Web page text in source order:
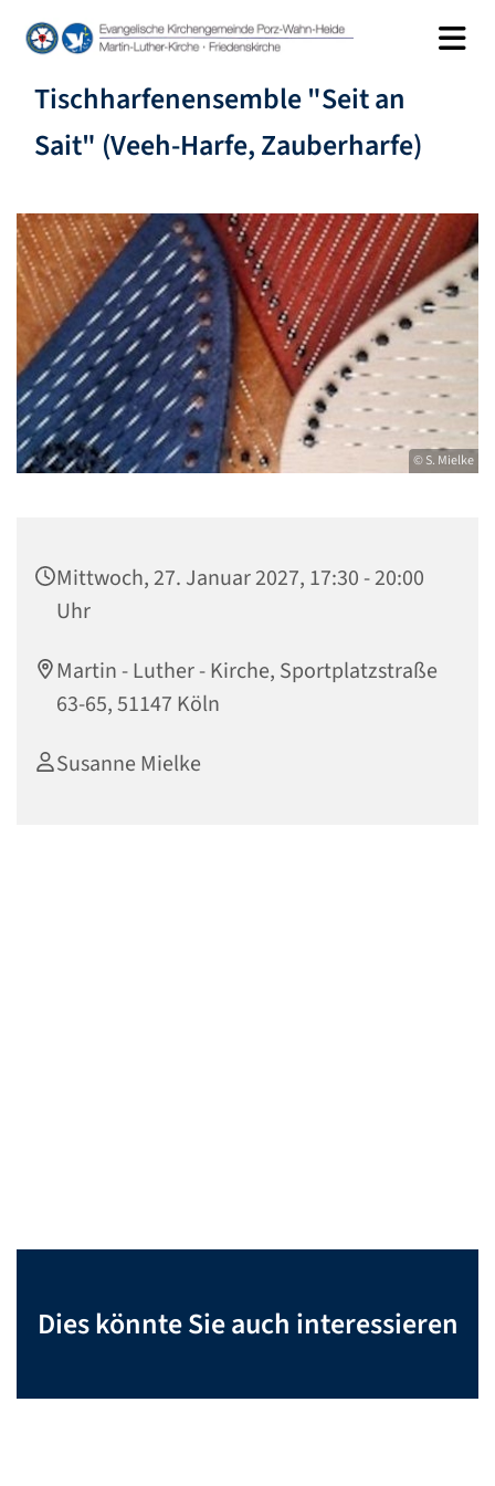
Tischharfenensemble "Seit an
Sait" (Veeh-Harfe, Zauberharfe)
© S. Mielke
Mittwoch, 27. Januar 2027, 17:30 - 20:00
Uhr
Martin - Luther - Kirche, Sportplatzstraße
63-65, 51147 Köln
Susanne Mielke
Dies könnte Sie auch interessieren